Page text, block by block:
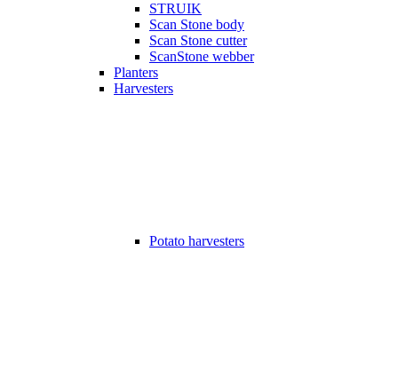
STRUIK
Scan Stone body
Scan Stone cutter
ScanStone webber
Planters
Harvesters
Potato harvesters